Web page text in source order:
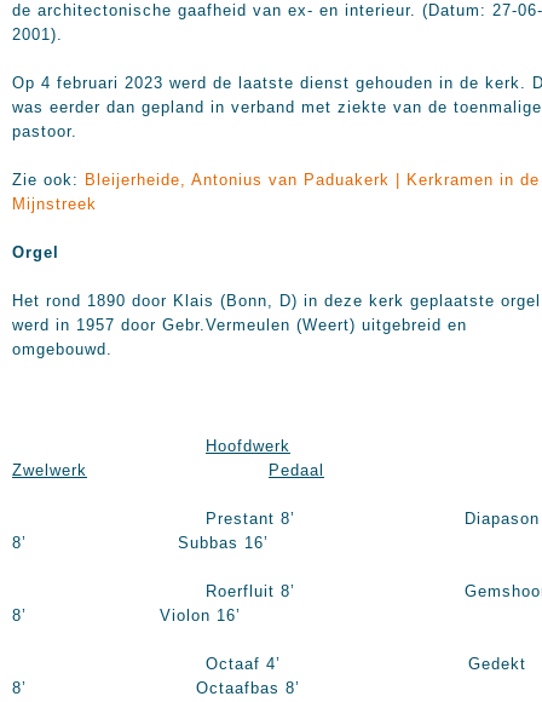
de architectonische gaafheid van ex- en interieur. (Datum: 27-06-
2001).
Op 4 februari 2023 werd de laatste dienst gehouden in de kerk.
was eerder dan gepland in verband met ziekte van de toenmalige
pastoor.
Zie ook: Bleijerheide, Antonius van Paduakerk | Kerkramen in de
Mijnstreek
Orgel
Het rond 1890 door Klais (Bonn, D) in deze kerk geplaatste orgel
werd in 1957 door Gebr.Vermeulen (Weert) uitgebreid en
omgebouwd.
Hoofdwerk
Zwelwerk
Pedaal
Prestant 8’ Diapason
8’ Subbas 16’
Roerfluit 8’
8’ Violon 16’
Octaaf 4’ Gedekt
8’ Octaafbas 8’